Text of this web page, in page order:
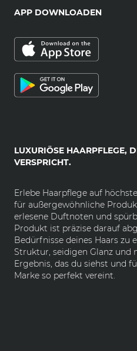
LUXURIÖSE HAARPFLEGE,
VERSPRICHT.
Erlebe Haarpflege auf
für außergewöhnliche
erlesene Duftnoten und
Produkt ist präzise darauf
Bedürfnisse deines Haars zu
Struktur, seidigen Glanz und
Ergebnis, das du siehst und
Marke so perfekt vereint.
APP DOWNLOADEN